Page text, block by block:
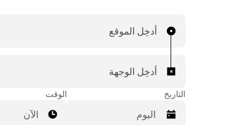
أدخِل الموقع
أدخِل الوجهة
التاريخ الوقت
الآن